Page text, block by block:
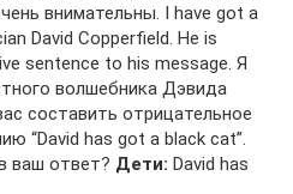
внимательны. I have got a
David Copperfield. He is
sentence to his message. Я
волшебника Дэвида
составить отрицательное
“David has got a black cat”.
ваш ответ? Дети: David has